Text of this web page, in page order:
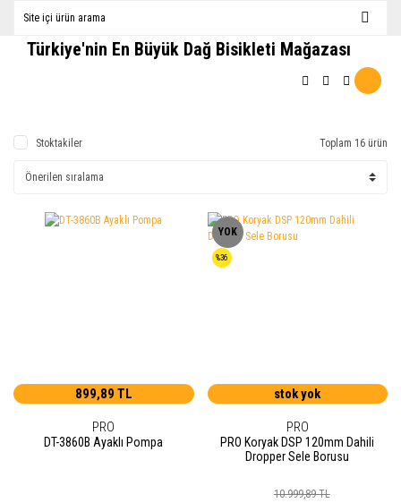
Türkiye'nin En Büyük Dağ Bisikleti Mağazası
Stoktakiler Toplam 16 ürün
899,89 TL
PRO
DT-3860B Ayaklı Pompa
YOK
%36
stok yok
PRO
PRO Koryak DSP 120mm Dahili
Dropper Sele Borusu
10.999,89 TL